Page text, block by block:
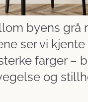
byens grå
ser vi kjente
farger –
og